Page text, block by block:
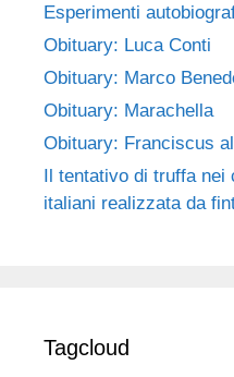
Esperimenti
Obituary: Luca Conti
Obituary: Marco
Obituary: Marachella
Obituary: Franciscus
Il tentativo di truffa nei
italiani realizzata da
Tagcloud